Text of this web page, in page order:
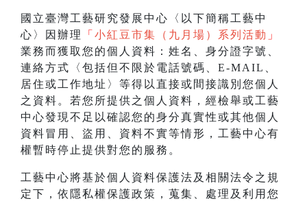
國立臺灣工藝研究發展中心〈以下簡稱工藝中
心〉因辦理
「 小紅豆市集（九月場）系列活動 」
業務而獲取您的個人資料：姓名、身分證字號、
連絡方式〈包括但不限於電話號碼、E-MAIL、
居住或工作地址〉等得以直接或間接識別您個人
之資料。若您所提供之個人資料，經檢舉或工藝
中心發現不足以確認您的身分真實性或其他個人
資料冒用、盜用、資料不實等情形，工藝中心有
權暫時停止提供對您的服務。
工藝中心將基於個人資料保護法及相關法令之規
定下，依隱私權保護政策，蒐集、處理及利用您